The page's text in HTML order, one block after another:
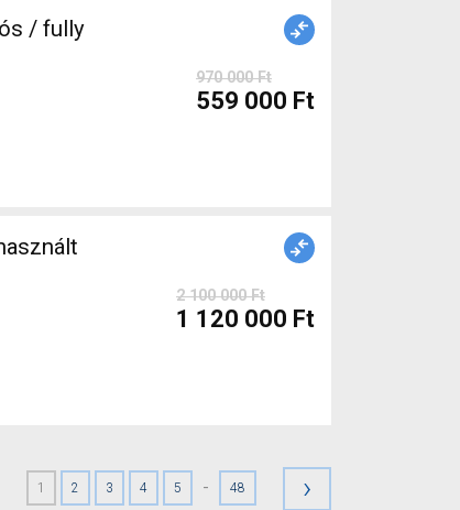
/ fully
970 000 Ft
559 000 Ft
2 100 000 Ft
1 120 000 Ft
1 2 3 4 5 - 48 ›